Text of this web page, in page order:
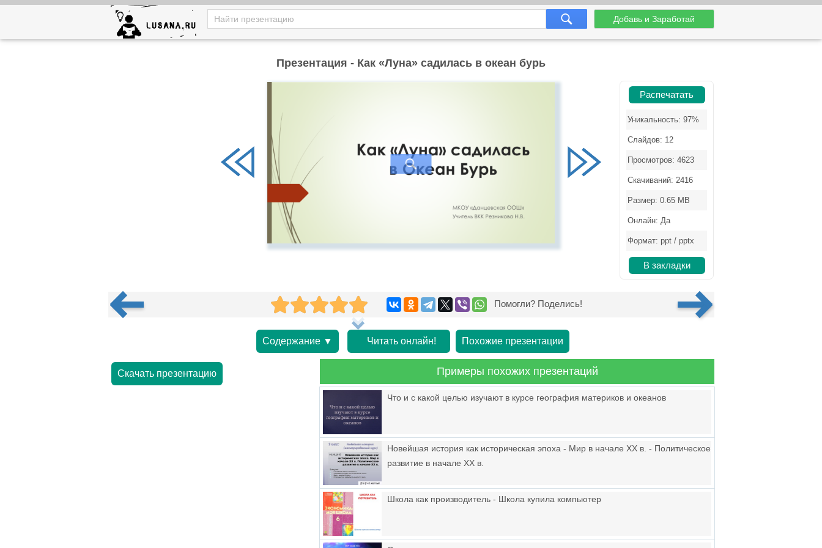
Добавь и Заработай
Презентация - Как «Луна» садилась в океан бурь
Распечатать
Уникальность: 97%
Слайдов: 12
Просмотров: 4623
Скачиваний: 2416
Размер: 0.65 MB
Онлайн: Да
Формат: ppt / pptx
В закладки
Помогли? Поделись!
Содержание ▼ Читать онлайн! Похожие презентации
Скачать презентацию Примеры похожих презентаций
Что и с какой целью изучают в курсе география материков и океанов
Новейшая история как историческая эпоха - Мир в начале ХХ в. - Политическое
развитие в начале ХХ в.
Школа как производитель - Школа купила компьютер